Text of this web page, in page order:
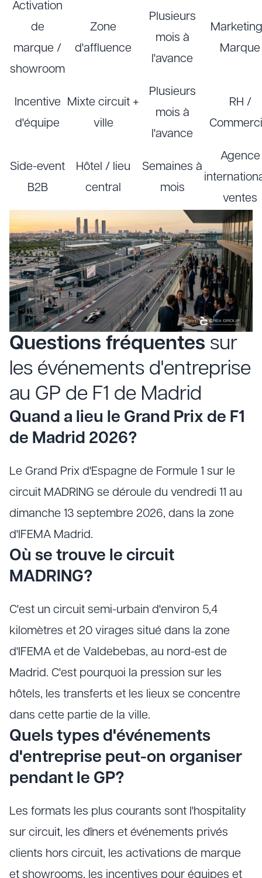
Activation
de
marque /
showroom
Zone
d'affluence
Plusieurs
mois à
l'avance
Marque
Incentive
d'équipe
Mixte circuit +
ville
Plusieurs
mois à
l'avance
RH /
Side-event
B2B
Hôtel / lieu
central
Semaines à
mois
Agence
ventes
Questions fréquentes sur
les événements d'entreprise
au GP de F1 de Madrid
Quand a lieu le Grand Prix de F1
de Madrid 2026?
Le Grand Prix d'Espagne de Formule 1 sur le
circuit MADRING se déroule du vendredi 11 au
dimanche 13 septembre 2026, dans la zone
d'IFEMA Madrid.
Où se trouve le circuit
MADRING?
C'est un circuit semi-urbain d'environ 5,4
kilomètres et 20 virages situé dans la zone
d'IFEMA et de Valdebebas, au nord-est de
Madrid. C'est pourquoi la pression sur les
hôtels, les transferts et les lieux se concentre
dans cette partie de la ville.
Quels types d'événements
d'entreprise peut-on organiser
pendant le GP?
Les formats les plus courants sont l'hospitality
sur circuit, les dîners et événements privés
clients hors circuit, les activations de marque
et showrooms, les incentives pour équipes et